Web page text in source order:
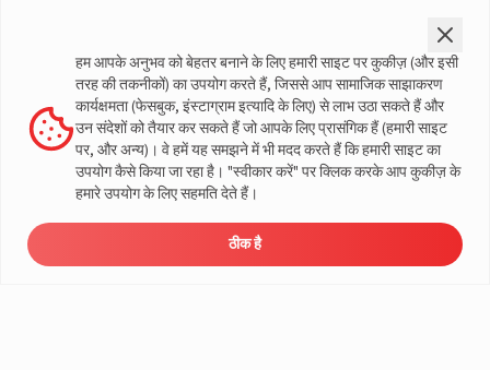
मीडिया और गैलरी
वीडियो
वारंटी पंजीकरण
ग्राहक नीतियां
नियम और शर्तें
सेल्स वापसी नीति
गोपनीयता नीति
लिवगार्ड के बारे में अधिक जानकारी
© लिवगार्ड 2023। सभी अधिकार सुरक्षित
हम आपके अनुभव को बेहतर बनाने के लिए हमारी साइट पर कुकीज़ (और इसी
तरह की तकनीकों) का उपयोग करते हैं, जिससे आप सामाजिक साझाकरण
कार्यक्षमता (फेसबुक, इंस्टाग्राम इत्यादि के लिए) से लाभ उठा सकते हैं और
उन संदेशों को तैयार कर सकते हैं जो आपके लिए प्रासंगिक हैं (हमारी साइट
पर, और अन्य)। वे हमें यह समझने में भी मदद करते हैं कि हमारी साइट का
उपयोग कैसे किया जा रहा है। "स्वीकार करें" पर क्लिक करके आप कुकीज़ के
हमारे उपयोग के लिए सहमति देते हैं।
ठीक है
समाधान
लोड कैलकुलेटर